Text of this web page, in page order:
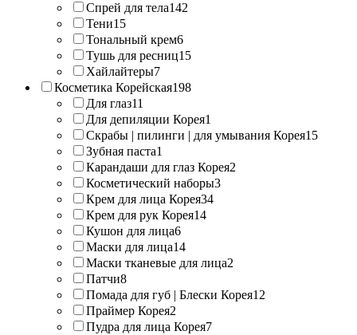
Спрей для тела142
Тени15
Тональный крем6
Тушь для ресниц15
Хайлайтеры7
Косметика Корейская198
Для глаз11
Для депиляции Корея1
Скрабы | пилинги | для умывания Корея15
Зубная паста1
Карандаши для глаз Корея2
Косметический наборы3
Крем для лица Корея34
Крем для рук Корея14
Кушон для лица6
Маски для лица14
Маски тканевые для лица2
Патчи8
Помада для губ | Блески Корея12
Праймер Корея2
Пудра для лица Корея7